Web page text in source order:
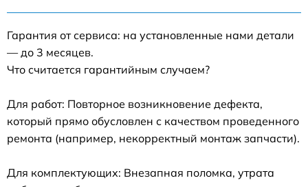
Гарантия от сервиса: на установленные нами детали
— до 3 месяцев.
Что считается гарантийным случаем?
Для работ: Повторное возникновение дефекта,
который прямо обусловлен с качеством проведенного
ремонта (например, некорректный монтаж запчасти).
Для комплектующих: Внезапная поломка, утрата